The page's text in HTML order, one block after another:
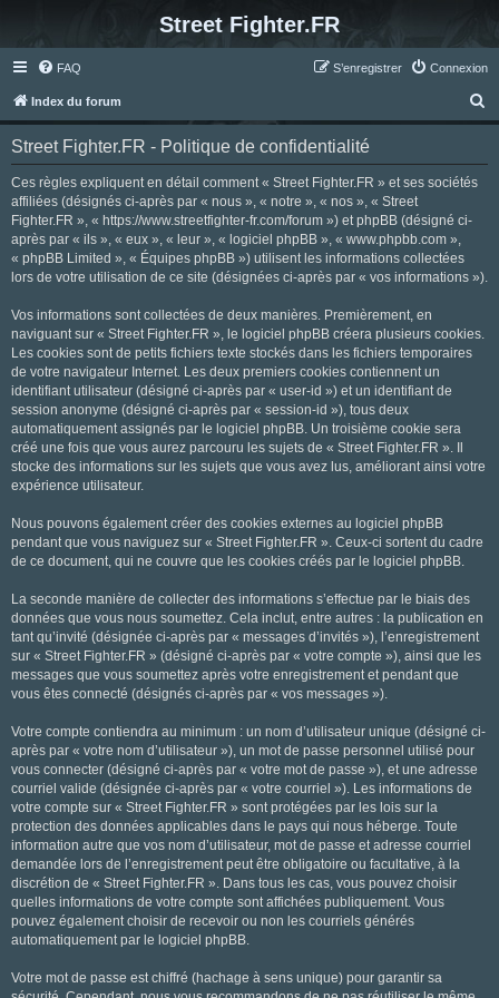
Street Fighter.FR
FAQ Connexion
S’enregistrer
Index du forum
e
Street Fighter.FR - Politique de confidentialité
Ces règles expliquent en détail comment « Street Fighter.FR » et ses sociétés
affiliées (désignés ci-après par « nous », « notre », « nos », « Street
Fighter.FR », « https://www.streetfighter-fr.com/forum ») et phpBB (désigné ci-
après par « ils », « eux », « leur », « logiciel phpBB », « www.phpbb.com »,
« phpBB Limited », « Équipes phpBB ») utilisent les informations collectées
lors de votre utilisation de ce site (désignées ci-après par « vos informations »).
Vos informations sont collectées de deux manières. Premièrement, en
naviguant sur « Street Fighter.FR », le logiciel phpBB créera plusieurs cookies.
Les cookies sont de petits fichiers texte stockés dans les fichiers temporaires
de votre navigateur Internet. Les deux premiers cookies contiennent un
identifiant utilisateur (désigné ci-après par « user-id ») et un identifiant de
session anonyme (désigné ci-après par « session-id »), tous deux
automatiquement assignés par le logiciel phpBB. Un troisième cookie sera
créé une fois que vous aurez parcouru les sujets de « Street Fighter.FR ». Il
stocke des informations sur les sujets que vous avez lus, améliorant ainsi votre
expérience utilisateur.
Nous pouvons également créer des cookies externes au logiciel phpBB
pendant que vous naviguez sur « Street Fighter.FR ». Ceux-ci sortent du cadre
de ce document, qui ne couvre que les cookies créés par le logiciel phpBB.
La seconde manière de collecter des informations s’effectue par le biais des
données que vous nous soumettez. Cela inclut, entre autres : la publication en
tant qu’invité (désignée ci-après par « messages d’invités »), l’enregistrement
sur « Street Fighter.FR » (désigné ci-après par « votre compte »), ainsi que les
messages que vous soumettez après votre enregistrement et pendant que
vous êtes connecté (désignés ci-après par « vos messages »).
Votre compte contiendra au minimum : un nom d’utilisateur unique (désigné ci-
après par « votre nom d’utilisateur »), un mot de passe personnel utilisé pour
vous connecter (désigné ci-après par « votre mot de passe »), et une adresse
courriel valide (désignée ci-après par « votre courriel »). Les informations de
votre compte sur « Street Fighter.FR » sont protégées par les lois sur la
protection des données applicables dans le pays qui nous héberge. Toute
information autre que vos nom d’utilisateur, mot de passe et adresse courriel
demandée lors de l’enregistrement peut être obligatoire ou facultative, à la
discrétion de « Street Fighter.FR ». Dans tous les cas, vous pouvez choisir
quelles informations de votre compte sont affichées publiquement. Vous
pouvez également choisir de recevoir ou non les courriels générés
automatiquement par le logiciel phpBB.
Votre mot de passe est chiffré (hachage à sens unique) pour garantir sa